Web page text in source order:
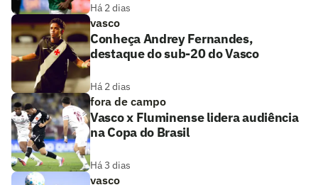
Há 2 dias
vasco
Conheça Andrey Fernandes,
destaque do sub-20 do Vasco
Há 2 dias
fora de campo
Vasco x Fluminense lidera audiência
na Copa do Brasil
Há 3 dias
vasco